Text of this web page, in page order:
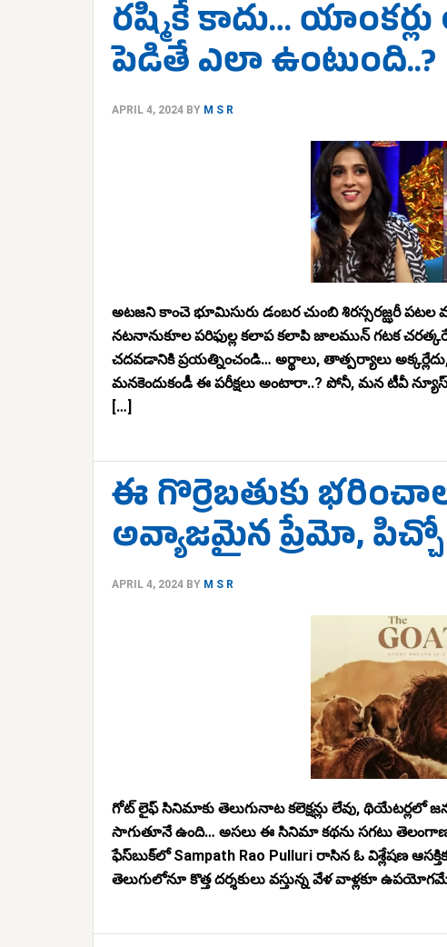
రష్మికే కాదు… యాంకర్లు
పెడితే ఎలా ఉంటుంది..?
APRIL 4, 2024 BY M S R
అటజని కాంచె భూమిసురు డంబర చుంబి శిరస్సరజ్ఝరీ పటల
నటనానుకూల పరిఫుల్ల కలాప కలాపి జాలమున్ గటక
చదవడానికి ప్రయత్నించండి… అర్థాలు, తాత్పర్యాలు
మనకెందుకండీ ఈ పరీక్షలు అంటారా..? పోనీ, మన టీవీ న్యూస్
[…]
ఈ గొర్రెబతుకు
అవ్యాజమైన ప్రేమో,
APRIL 4, 2024 BY M S R
గోట్ లైఫ్ సినిమాకు తెలుగునాట కలెక్షన్లు లేవు, థియేటర్లలో
సాగుతూనే ఉంది… అసలు ఈ సినిమా కథను సగటు
ఫేస్‌బుక్‌లో Sampath Rao Pulluri రాసిన ఓ విశ్లేషణ
తెలుగులోనూ కొత్త దర్శకులు వస్తున్న వేళ వాళ్లకూ